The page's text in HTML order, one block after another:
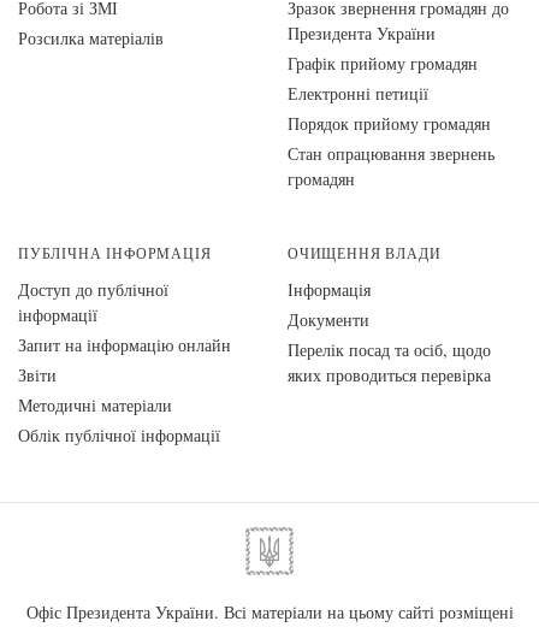
Робота зі ЗМІ
Розсилка матеріалів
Зразок звернення громадян до
Президента України
Графік прийому громадян
Електронні петиції
Порядок прийому громадян
Стан опрацювання звернень
громадян
ПУБЛІЧНА ІНФОРМАЦІЯ
Доступ до публічної
інформації
Запит на інформацію онлайн
Звіти
Методичні матеріали
Облік публічної інформації
ОЧИЩЕННЯ ВЛАДИ
Інформація
Документи
Перелік посад та осіб, щодо
яких проводиться перевірка
Офіс Президента України. Всі матеріали на цьому сайті розміщені